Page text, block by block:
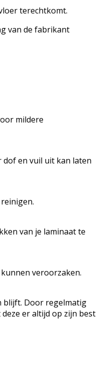
terechtkomt.
van de fabrikant
mildere
dof en vuil uit kan laten
van je laminaat te
veroorzaken.
blijft. Door regelmatig
er altijd op zijn best